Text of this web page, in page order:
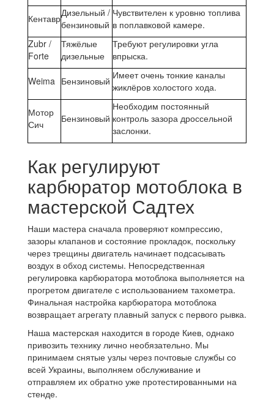
КентаврДизельный /
бензиновый
Чувствителен к уровню топлива
в поплавковой камере.
Zubr /
Forte
Тяжёлые
дизельные
Требуют регулировки угла
впрыска.
Weima Бензиновый Имеет очень тонкие каналы
жиклёров холостого хода.
Мотор
Сич
Бензиновый
Необходим постоянный
контроль зазора дроссельной
заслонки.
Как регулируют
карбюратор мотоблока в
мастерской Садтех
Наши мастера сначала проверяют компрессию,
зазоры клапанов и состояние прокладок, поскольку
через трещины двигатель начинает подсасывать
воздух в обход системы. Непосредственная
регулировка карбюратора мотоблока выполняется на
прогретом двигателе с использованием тахометра.
Финальная настройка карбюратора мотоблока
возвращает агрегату плавный запуск с первого рывка.
Наша мастерская находится в городе Киев, однако
привозить технику лично необязательно. Мы
принимаем снятые узлы через почтовые службы со
всей Украины, выполняем обслуживание и
отправляем их обратно уже протестированными на
стенде.